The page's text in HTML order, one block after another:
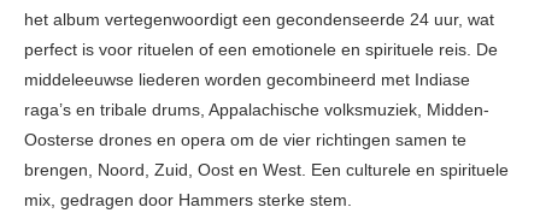
het album vertegenwoordigt een gecondenseerde 24 uur, wat
perfect is voor rituelen of een emotionele en spirituele reis. De
middeleeuwse liederen worden gecombineerd met Indiase
raga’s en tribale drums, Appalachische volksmuziek, Midden-
Oosterse drones en opera om de vier richtingen samen te
brengen, Noord, Zuid, Oost en West. Een culturele en spirituele
mix, gedragen door Hammers sterke stem.